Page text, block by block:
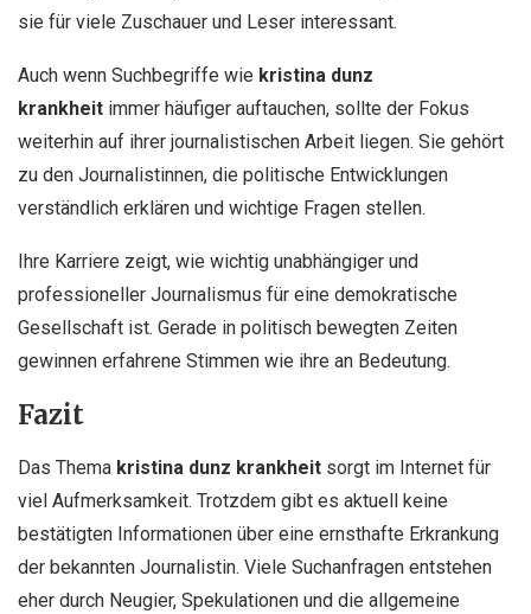
sie für viele Zuschauer und Leser interessant.
Auch wenn Suchbegriffe wie kristina dunz
krankheit immer häufiger auftauchen, sollte der Fokus
weiterhin auf ihrer journalistischen Arbeit liegen. Sie gehört
zu den Journalistinnen, die politische Entwicklungen
verständlich erklären und wichtige Fragen stellen.
Ihre Karriere zeigt, wie wichtig unabhängiger und
professioneller Journalismus für eine demokratische
Gesellschaft ist. Gerade in politisch bewegten Zeiten
gewinnen erfahrene Stimmen wie ihre an Bedeutung.
Fazit
Das Thema kristina dunz krankheit sorgt im Internet für
viel Aufmerksamkeit. Trotzdem gibt es aktuell keine
bestätigten Informationen über eine ernsthafte Erkrankung
der bekannten Journalistin. Viele Suchanfragen entstehen
eher durch Neugier, Spekulationen und die allgemeine